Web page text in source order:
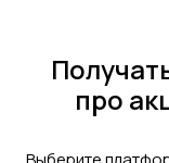
про